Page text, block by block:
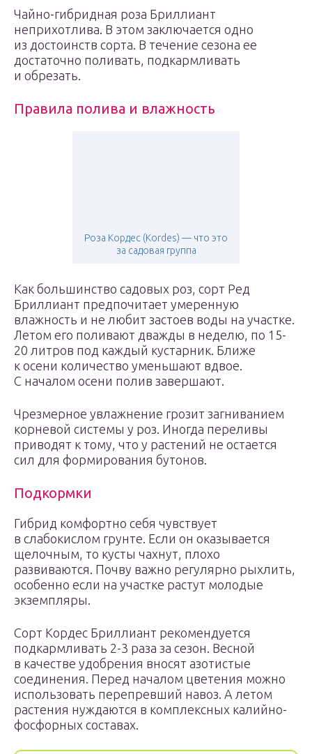
Чайно-гибридная роза Бриллиант
неприхотлива. В этом заключается одно
из достоинств сорта. В течение сезона ее
достаточно поливать, подкармливать
и обрезать.
Правила полива и влажность
Роза Кордес (Kordes) — что это
за садовая группа
Как большинство садовых роз, сорт Ред
Бриллиант предпочитает умеренную
влажность и не любит застоев воды на участке.
Летом его поливают дважды в неделю, по 15-
20 литров под каждый кустарник. Ближе
к осени количество уменьшают вдвое.
С началом осени полив завершают.
Чрезмерное увлажнение грозит загниванием
корневой системы у роз. Иногда переливы
приводят к тому, что у растений не остается
сил для формирования бутонов.
Подкормки
Гибрид комфортно себя чувствует
в слабокислом грунте. Если он оказывается
щелочным, то кусты чахнут, плохо
развиваются. Почву важно регулярно рыхлить,
особенно если на участке растут молодые
экземпляры.
Сорт Кордес Бриллиант рекомендуется
подкармливать 2-3 раза за сезон. Весной
в качестве удобрения вносят азотистые
соединения. Перед началом цветения можно
использовать перепревший навоз. А летом
растения нуждаются в комплексных калийно-
фосфорных составах.